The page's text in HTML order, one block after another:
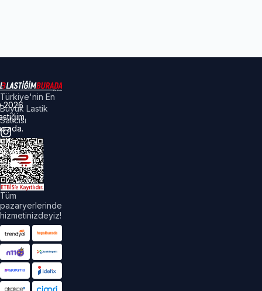
Türkiye'nin En
Büyük Lastik
Satıcısı
Tüm
pazaryerlerinde
hizmetinizdeyiz!
2026